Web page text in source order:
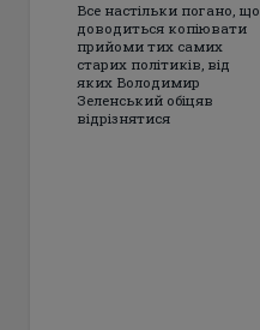
Все настільки погано, що
доводиться копіювати
прийоми тих самих
старих політиків, від
яких Володимир
Зеленський обіцяв
відрізнятися